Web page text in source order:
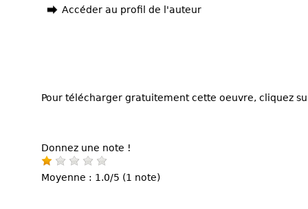
Accéder au profil de l'auteur
Pour télécharger gratuitement cette oeuvre, cliquez
Donnez une note !
Moyenne : 1.0/5 (1 note)